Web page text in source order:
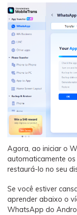
Agora, ao iniciar o
automaticamente
restaurá-lo no seu
Se você estiver
aprender abaixo o
WhatsApp do